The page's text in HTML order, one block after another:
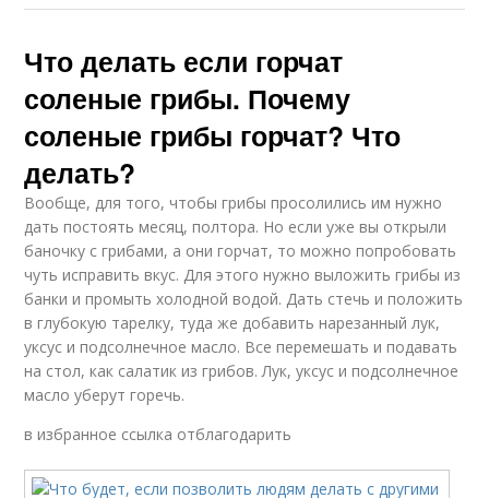
Что делать если горчат
соленые грибы. Почему
соленые грибы горчат? Что
делать?
Вообще, для того, чтобы грибы просолились им нужно
дать постоять месяц, полтора. Но если уже вы открыли
баночку с грибами, а они горчат, то можно попробовать
чуть исправить вкус. Для этого нужно выложить грибы из
банки и промыть холодной водой. Дать стечь и положить
в глубокую тарелку, туда же добавить нарезанный лук,
уксус и подсолнечное масло. Все перемешать и подавать
на стол, как салатик из грибов. Лук, уксус и подсолнечное
масло уберут горечь.
в избранное ссылка отблагодарить